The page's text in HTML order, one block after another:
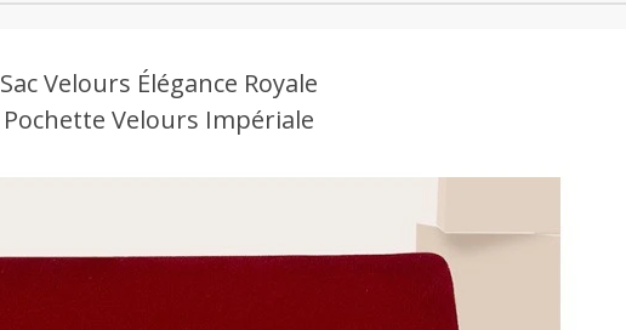
Sac Velours Élégance Royale
Pochette Velours Impériale